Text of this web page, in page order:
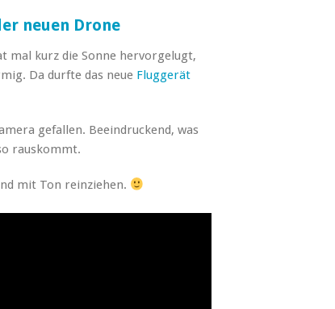
neuen Drone
mal kurz die Sonne hervorgelugt,
Da durfte das neue Fluggerät
gefallen. Beeindruckend, was
rauskommt.
mit Ton reinziehen.